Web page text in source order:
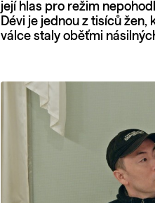
její hlas pro režim
Dévi je jednou z tisíců žen,
válce staly oběťmi